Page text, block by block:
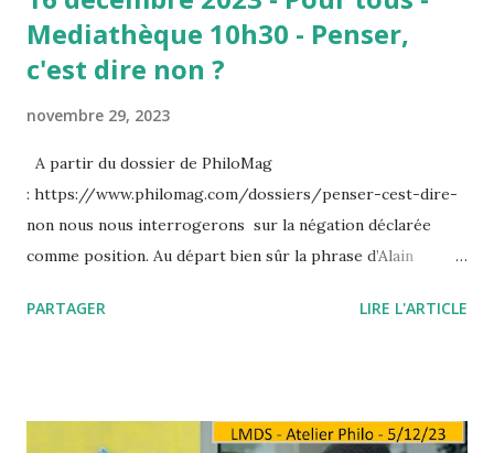
Mediathèque 10h30 - Penser,
c'est dire non ?
novembre 29, 2023
A partir du dossier de PhiloMag
: https://www.philomag.com/dossiers/penser-cest-dire-
non nous nous interrogerons sur la négation déclarée
comme position. Au départ bien sûr la phrase d’Alain
d’un homme qui s’endort ; au contraire le réveil secoue la
l’heureux acquiescement. Elle se sépare d’elle-même. Elle
PARTAGER LIRE L'ARTICLE